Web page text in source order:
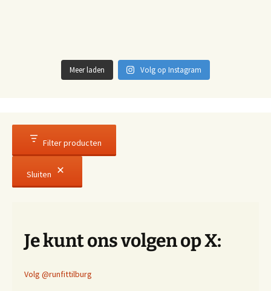
Meer laden Volg op Instagram
Filter producten
Sluiten
Je kunt ons volgen op X:
Volg @runfittilburg